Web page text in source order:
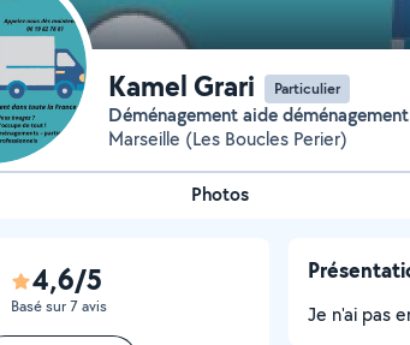
Kamel Grari Particulier
Déménagement aide déménagement
Marseille (Les Boucles Perier)
Photos
4,6/5
Basé sur 7 avis Je n'ai pas